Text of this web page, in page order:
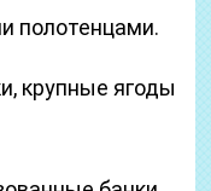
полотенцами.
крупные ягоды